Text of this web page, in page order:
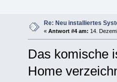
Re: Neu installiertes
« Antwort #4 am: 14.
Das komische
Home